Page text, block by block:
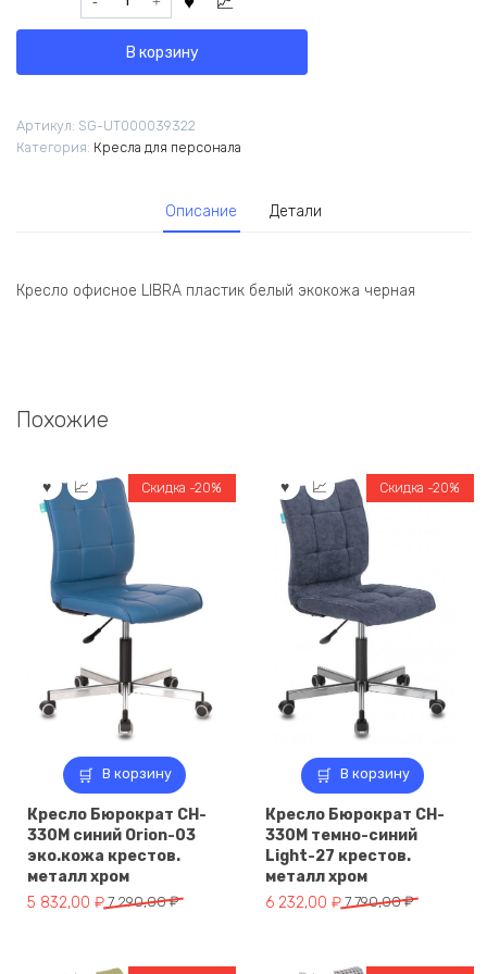
990,00 ₽.
491,50 ₽.товара
офисное
экокожа
белый
В корзину
Артикул: SG-UT000039322
Категория: Кресла для персонала
Описание Детали
Кресло офисное LIBRA пластик белый экокожа черная
Похожие
В корзину
Скидка -20%
Кресло Бюрократ CH-
330M синий Orion-03
эко.кожа крестов.
металл хром
7 290,00₽
Первоначальная
5 832,00 ₽
Текущая
В корзину
Скидка -20%
Кресло Бюрократ CH-
330M темно-синий
Light-27 крестов.
металл хром
7 790,00₽
Первоначальная
6 232,00 ₽
Текущая